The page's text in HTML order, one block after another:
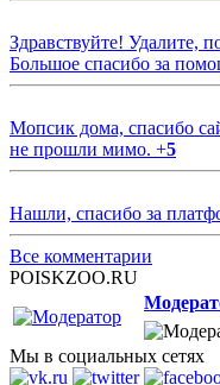
Здравствуйте! Удалите,
Большое спасибо за
Мопсик дома, спасибо
не прошли мимо. +5
Нашли, спасибо за
Все комментарии
POISKZOO.RU
Мы в социальных сетях